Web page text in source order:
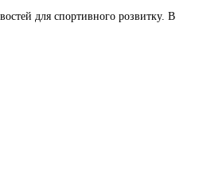
для спортивного розвитку. В